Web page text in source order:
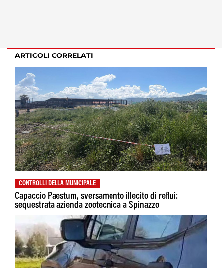
ARTICOLI CORRELATI
CONTROLLI DELLA MUNICIPALE
Capaccio Paestum, sversamento illecito di reflui:
sequestrata azienda zootecnica a Spinazzo